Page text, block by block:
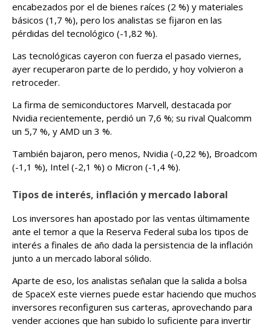
encabezados por el de bienes raíces (2 %) y materiales
básicos (1,7 %), pero los analistas se fijaron en las
pérdidas del tecnológico (-1,82 %).
Las tecnológicas cayeron con fuerza el pasado viernes,
ayer recuperaron parte de lo perdido, y hoy volvieron a
retroceder.
La firma de semiconductores Marvell, destacada por
Nvidia recientemente, perdió un 7,6 %; su rival Qualcomm
un 5,7 %, y AMD un 3 %.
También bajaron, pero menos, Nvidia (-0,22 %), Broadcom
(-1,1 %), Intel (-2,1 %) o Micron (-1,4 %).
Tipos de interés, inflación y mercado laboral
Los inversores han apostado por las ventas últimamente
ante el temor a que la Reserva Federal suba los tipos de
interés a finales de año dada la persistencia de la inflación
junto a un mercado laboral sólido.
Aparte de eso, los analistas señalan que la salida a bolsa
de SpaceX este viernes puede estar haciendo que muchos
inversores reconfiguren sus carteras, aprovechando para
vender acciones que han subido lo suficiente para invertir